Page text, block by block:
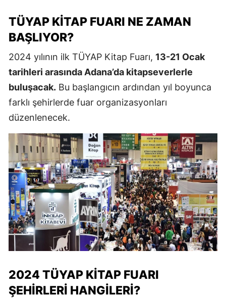
TÜYAP KITAP FUARI NE ZAMAN
BAŞLIYOR?
2024 yılının ilk TÜYAP Kitap Fuarı, 13-21 Ocak
tarihleri arasında Adana’da kitapseverlerle
buluşacak. Bu başlangıcın ardından yıl boyunca
farklı şehirlerde fuar organizasyonları
düzenlenecek.
2024 TÜYAP KITAP FUARI
ŞEHIRLERI HANGILERI?